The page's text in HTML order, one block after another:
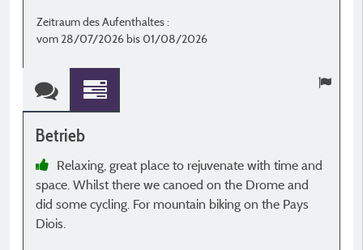
Zeitraum des Aufenthaltes :
vom 28/07/2026 bis 01/08/2026
Betrieb
Relaxing, great place to rejuvenate with time and
space. Whilst there we canoed on the Drome and
did some cycling. For mountain biking on the Pays
Diois.